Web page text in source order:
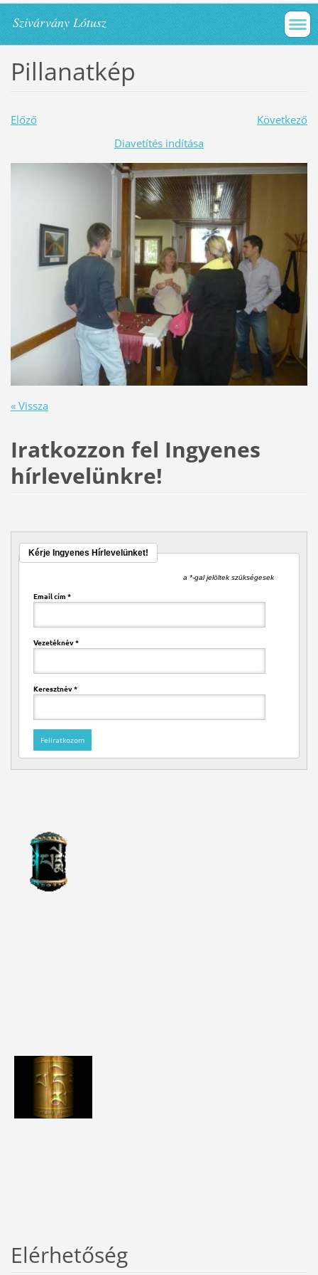
Szivárvány Lótusz
Pillanatkép
Előző
Következő
Diavetítés indítása
« Vissza
Iratkozzon fel Ingyenes
hírlevelünkre!
Kérje Ingyenes Hírlevelünket!
a *-gal jelöltek szükségesek
Email cím *
Vezetéknév*
Keresztnév*
Elérhetőség